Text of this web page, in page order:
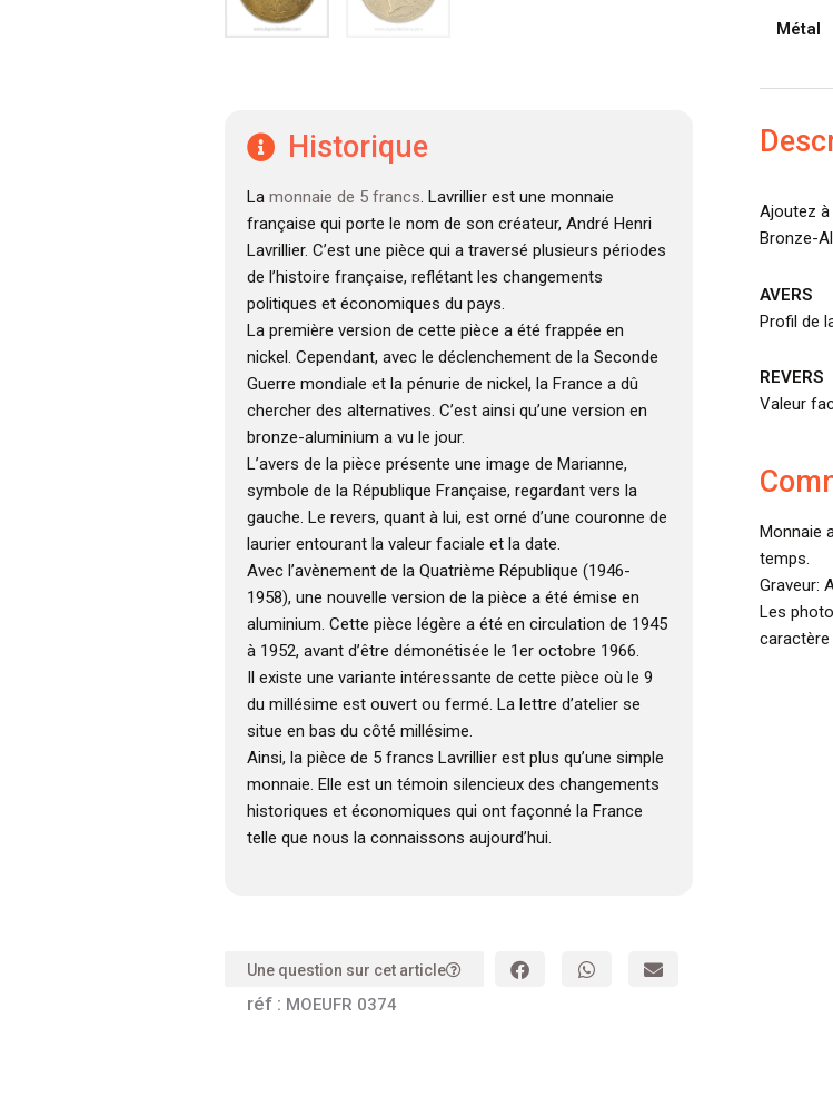
Historique
La monnaie de 5 francs. Lavrillier est une monnaie
française qui porte le nom de son créateur, André Henri
Lavrillier. C’est une pièce qui a traversé plusieurs périodes
de l’histoire française, reflétant les changements
politiques et économiques du pays.
La première version de cette pièce a été frappée en
nickel. Cependant, avec le déclenchement de la Seconde
Guerre mondiale et la pénurie de nickel, la France a dû
chercher des alternatives. C’est ainsi qu’une version en
bronze-aluminium a vu le jour.
L’avers de la pièce présente une image de Marianne,
symbole de la République Française, regardant vers la
gauche. Le revers, quant à lui, est orné d’une couronne de
laurier entourant la valeur faciale et la date.
Avec l’avènement de la Quatrième République (1946-
1958), une nouvelle version de la pièce a été émise en
aluminium. Cette pièce légère a été en circulation de 1945
à 1952, avant d’être démonétisée le 1er octobre 1966.
Il existe une variante intéressante de cette pièce où le 9
du millésime est ouvert ou fermé. La lettre d’atelier se
situe en bas du côté millésime.
Ainsi, la pièce de 5 francs Lavrillier est plus qu’une simple
monnaie. Elle est un témoin silencieux des changements
historiques et économiques qui ont façonné la France
telle que nous la connaissons aujourd’hui.
Une question sur cet article
réf : MOEUFR 0374
Métal
Ajoutez
Bronze-
AVERS
Profil de
REVERS
Valeur
Monnaie
temps.
Graveur:
Les